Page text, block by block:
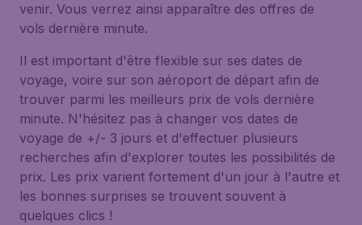
venir. Vous verrez ainsi apparaître des offres de
vols dernière minute.
Il est important d'être flexible sur ses dates de
voyage, voire sur son aéroport de départ afin de
trouver parmi les meilleurs prix de vols dernière
minute. N'hésitez pas à changer vos dates de
voyage de +/- 3 jours et d'effectuer plusieurs
recherches afin d'explorer toutes les possibilités de
prix. Les prix varient fortement d'un jour à l'autre et
les bonnes surprises se trouvent souvent à
quelques clics !